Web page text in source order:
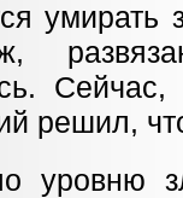
умирать
Сейчас,
решил,
уровню